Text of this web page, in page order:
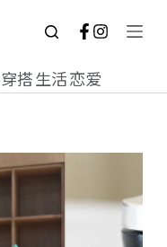
穿搭生活恋爱